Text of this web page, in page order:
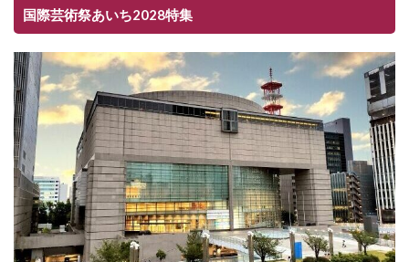
国際芸術祭あいち2028特集